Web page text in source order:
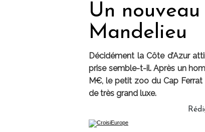
Un
Mandelieu
Décidément la Côte d’Azur
prise semble-t-il. Après un
M€, le petit zoo du Cap
de très grand luxe.